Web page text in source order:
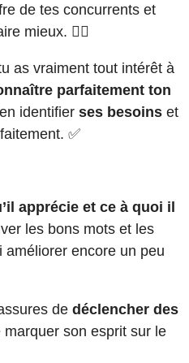
de tes concurrents et
mieux. 🤷‍♀️
as vraiment tout intérêt à
parfaitement ton
identifier ses besoins et
✅
apprécie et ce à quoi il
les bons mots et les
améliorer encore un peu
de déclencher des
marquer son esprit sur le